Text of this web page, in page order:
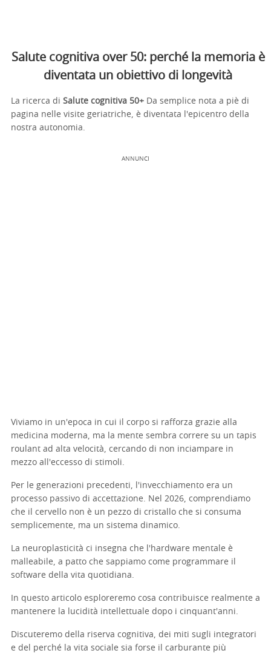
Salute cognitiva over 50: perché la memoria è
diventata un obiettivo di longevità
La ricerca di Salute cognitiva 50+ Da semplice nota a piè di
pagina nelle visite geriatriche, è diventata l'epicentro della
nostra autonomia.
ANNUNCI
Viviamo in un'epoca in cui il corpo si rafforza grazie alla
medicina moderna, ma la mente sembra correre su un tapis
roulant ad alta velocità, cercando di non inciampare in
mezzo all'eccesso di stimoli.
Per le generazioni precedenti, l'invecchiamento era un
processo passivo di accettazione. Nel 2026, comprendiamo
che il cervello non è un pezzo di cristallo che si consuma
semplicemente, ma un sistema dinamico.
La neuroplasticità ci insegna che l'hardware mentale è
malleabile, a patto che sappiamo come programmare il
software della vita quotidiana.
In questo articolo esploreremo cosa contribuisce realmente a
mantenere la lucidità intellettuale dopo i cinquant'anni.
Discuteremo della riserva cognitiva, dei miti sugli integratori
e del perché la vita sociale sia forse il carburante più